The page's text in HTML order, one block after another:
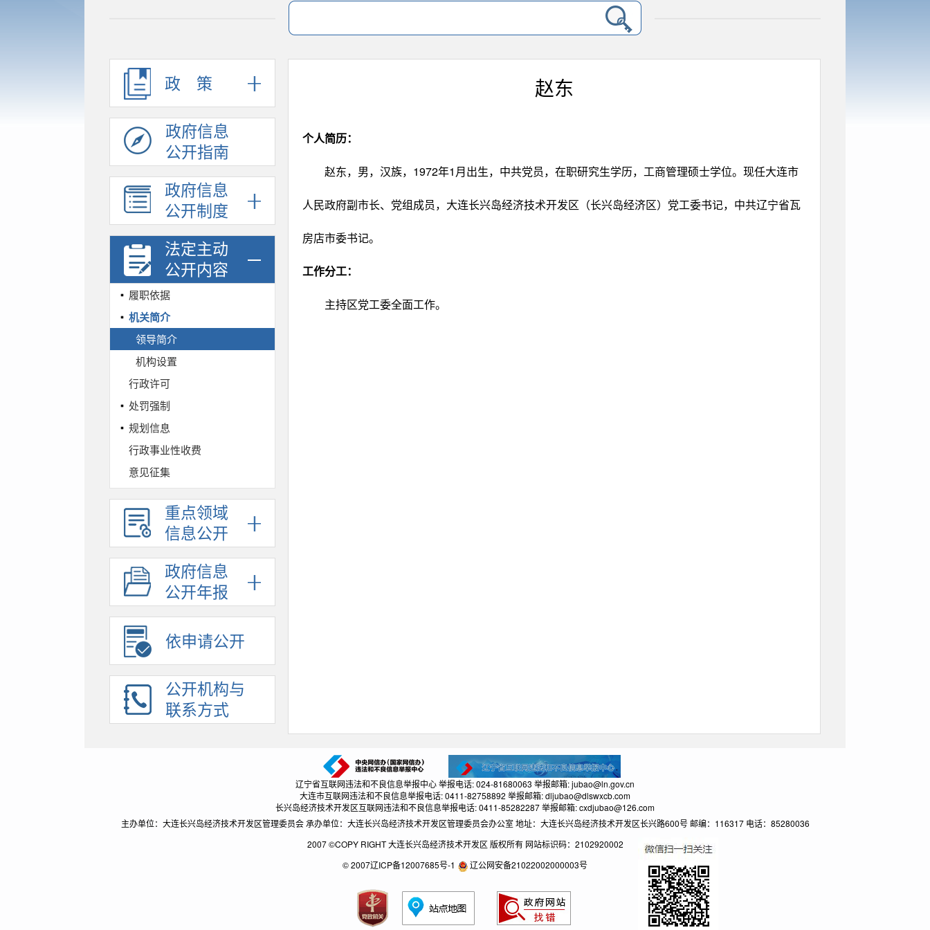
政策
政府信息
公开指南
政府信息
公开制度
法定主动
公开内容
履职依据
机关简介
领导简介
机构设置
行政许可
处罚强制
规划信息
行政事业性收费
意见征集
通知公告
财政预决算
政府采购
人事信息
统计信息
依法行政
权责清单
招考录用
应急管理
重点领域
信息公开
政府信息
公开年报
依申请公开
公开机构与
联系方式
赵东
个人简历：
赵东，男，汉族，1972年1月出生，中共党员，在职研究生学历，工商管理硕士学位。现任大连市
人民政府副市长、党组成员，大连长兴岛经济技术开发区（长兴岛经济区）党工委书记， 中共辽宁省瓦
房店市委书记。
工作分工：
主持区党工委全面工作。
辽宁省互联网违法和不良信息举报中心 举报电话: 024-81680063 举报邮箱: jubao@ln.gov.cn
大连市互联网违法和不良信息举报电话: 0411-82758892 举报邮箱: dljubao@dlswxcb.com
长兴岛经济技术开发区互联网违法和不良信息举报电话: 0411-85282287 举报邮箱: cxdjubao@126.com
主办单位：大连长兴岛经济技术开发区管理委员会 承办单位：大连长兴岛经济技术开发区管理委员会办公室 地址：大连长兴岛经济技术开发区长兴路600号 邮编：116317 电话：85280036
2007 ©COPY RIGHT 大连长兴岛经济技术开发区 版权所有 网站标识码：2102920002
© 2007辽ICP备12007685号-1
辽公网安备21022002000003号